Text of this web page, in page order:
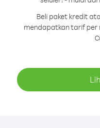
Beli paket kredit
mendapatkan tarif per